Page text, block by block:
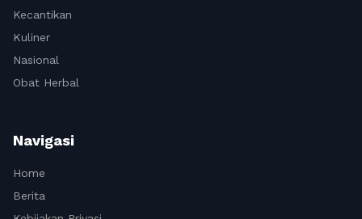
Kecantikan
Kuliner
Nasional
Obat Herbal
Navigasi
Home
Berita